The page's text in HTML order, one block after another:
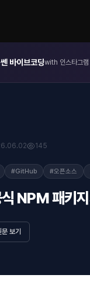
바이브코딩with 인스타그램
145
#GitHub #오픈소스
NPM 패키지
보기